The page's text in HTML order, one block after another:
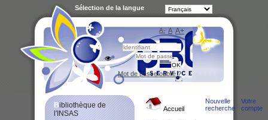
Accueil
Nouvelle
recherche
Votre
compte
Bibliothèque de
l'INSAS
A- A A+
Sélection de la langue
Mot de passe oublié ?